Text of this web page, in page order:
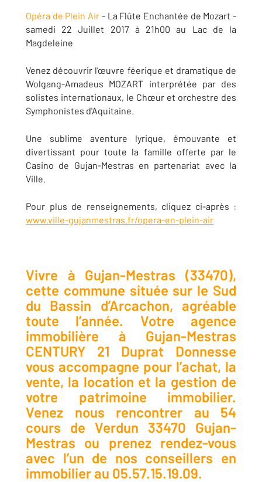
Opéra de Plein Air - La Flûte Enchantée de Mozart -
samedi 22 Juillet 2017 à 21h00 au Lac de la
Magdeleine
Venez découvrir l’œuvre féerique et dramatique de
Wolgang-Amadeus MOZART interprétée par des
solistes internationaux, le Chœur et orchestre des
Symphonistes d'Aquitaine.
Une sublime aventure lyrique, émouvante et
divertissant pour toute la famille offerte par le
Casino de Gujan-Mestras en partenariat avec la
Ville.
Pour plus de renseignements, cliquez ci-après :
www.ville-gujanmestras.fr/opera-en-plein-air
Vivre à Gujan-Mestras (33470),
cette commune située sur le Sud
du Bassin d’Arcachon, agréable
toute l’année. Votre agence
immobilière à Gujan-Mestras
CENTURY 21 Duprat Donnesse
vous accompagne pour l’achat, la
vente, la location et la gestion de
votre patrimoine immobilier.
Venez nous rencontrer au 54
cours de Verdun 33470 Gujan-
Mestras ou prenez rendez-vous
avec l’un de nos conseillers en
immobilier au 05.57.15.19.09.